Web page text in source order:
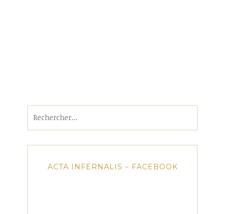
ACTA INFERNALIS – FACEBOOK